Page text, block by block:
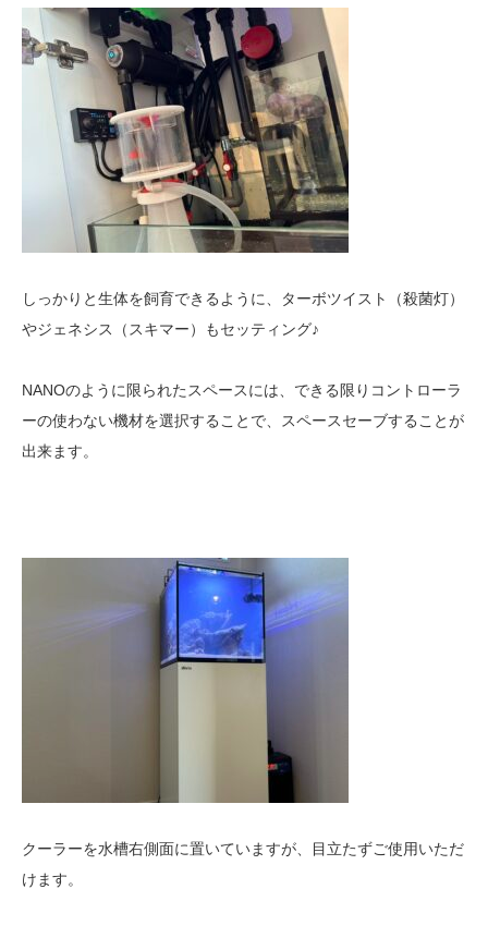
しっかりと生体を飼育できるように、ターボツイスト（殺菌灯）
やジェネシス（スキマー）もセッティング♪
NANOのように限られたスペースには、できる限りコントローラ
ーの使わない機材を選択することで、スペースセーブすることが
出来ます。
クーラーを水槽右側面に置いていますが、目立たずご使用いただ
けます。